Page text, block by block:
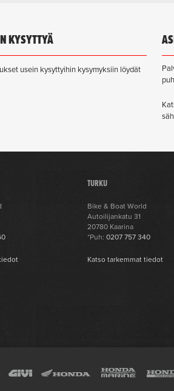
KYSYTTYÄ
usein kysyttyihin kysymyksiin löydät
TURKU
Bike & Boat World
Autoilijankatu 31
20780 Kaarina
*Puh:0207 757 340
Katso tarkemmat tiedot